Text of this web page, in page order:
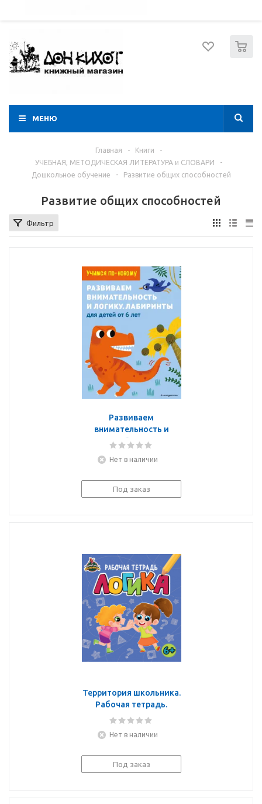
МЕНЮ
Главная - Книги
-
УЧЕБНАЯ, МЕТОДИЧЕСКАЯ ЛИТЕРАТУРА и СЛОВАРИ
-
Дошкольное обучение
- Развитие общих способностей
Развитие общих способностей
Фильтр
Развиваем
внимательность и
логику. Лабиринты. Для
Нет в наличии
Под заказ
Территория школьника.
Рабочая тетрадь.
Логика
Нет в наличии
Под заказ